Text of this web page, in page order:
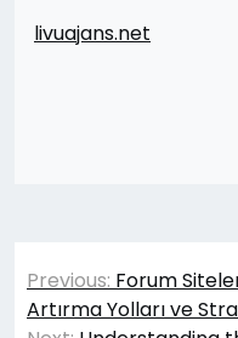
livuajans.net
Yazı
gezinmesi
Previous: Forum
Artırma Yolları ve